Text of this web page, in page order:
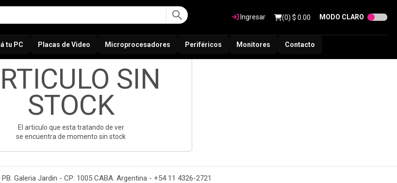
Ingresar (0) $ 0.00 MODO CLARO
tu PC Placas de Video Microprocesadores Periféricos Monitores Contacto
SIN
STOCK
El articulo que esta tratando de ver
se encuentra de momento sin stock
Galeria Jardin - CP: 1005 CABA. Argentina - +54 11 4326-2721